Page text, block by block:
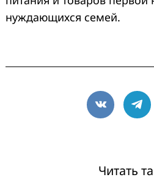
нуждающихся семей.
VK
Читать